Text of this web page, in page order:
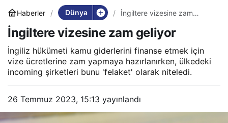
Haberler Dünya
İngiltere vizesine zam
İngiltere vizesine zam geliyor
İngiliz hükümeti kamu giderlerini finanse etmek için
vize ücretlerine zam yapmaya hazırlanırken, ülkedeki
incoming şirketleri bunu 'felaket' olarak niteledi.
26 Temmuz 2023, 15:13 yayınlandı